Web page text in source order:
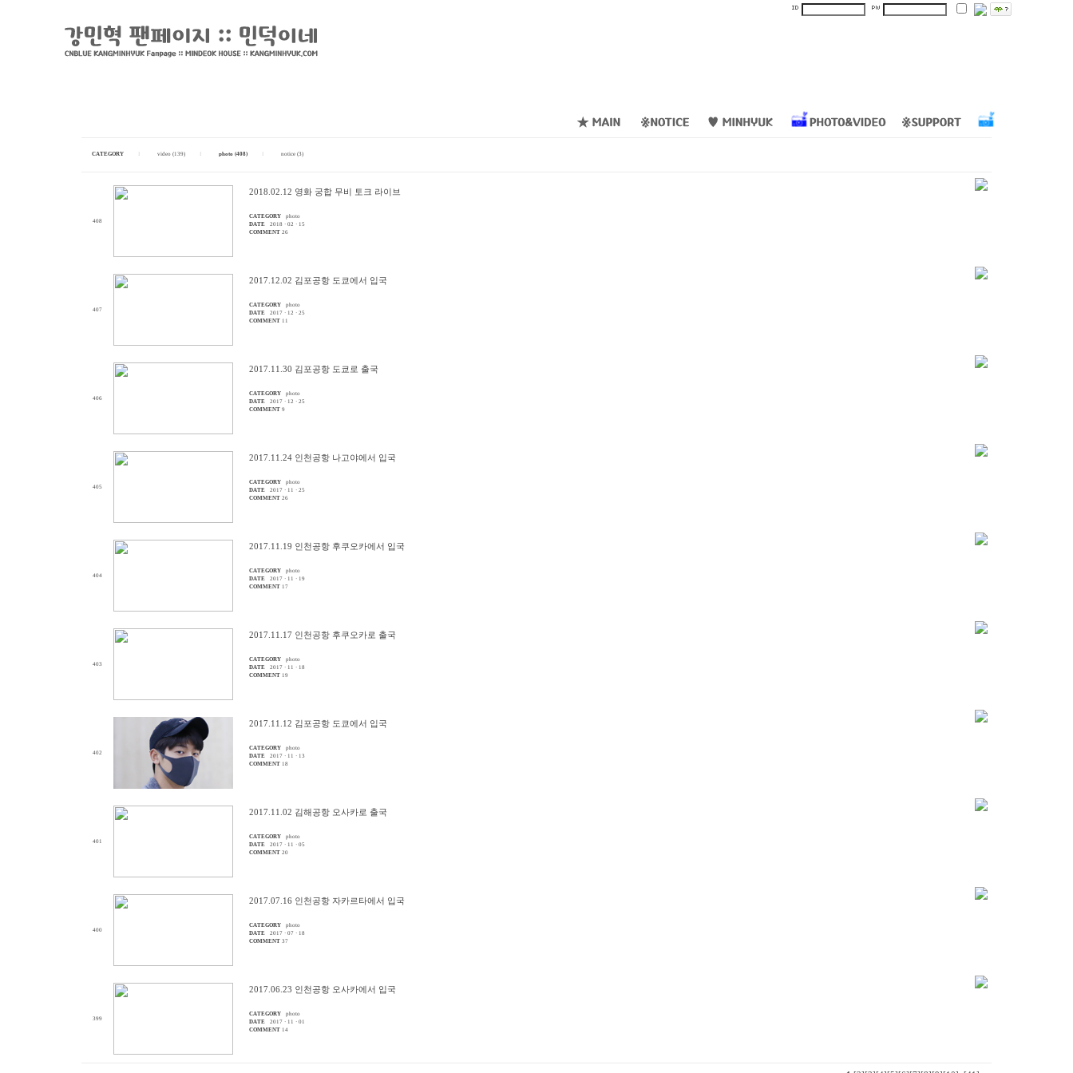
CATEGORY video (139) photo (408) notice (3)
408
2018.02.12 영화 궁합 무비 토크 라이브
CATEGORY photo
DATE
2018 · 02 · 15
COMMENT 26
407
2017.12.02 김포공항 도쿄에서 입국
CATEGORY photo
DATE
2017 · 12 · 25
COMMENT 11
406
2017.11.30 김포공항 도쿄로 출국
CATEGORY photo
DATE
2017 · 12 · 25
COMMENT 9
405
2017.11.24 인천공항 나고야에서 입국
CATEGORY photo
DATE
2017 · 11 · 25
COMMENT 26
404
2017.11.19 인천공항 후쿠오카에서 입국
CATEGORY photo
DATE
2017 · 11 · 19
COMMENT 17
403
2017.11.17 인천공항 후쿠오카로 출국
CATEGORY photo
DATE
2017 · 11 · 18
COMMENT 19
402
2017.11.12 김포공항 도쿄에서 입국
CATEGORY photo
DATE
2017 · 11 · 13
COMMENT 18
401
2017.11.02 김해공항 오사카로 출국
CATEGORY photo
DATE
2017 · 11 · 05
COMMENT 20
400
2017.07.16 인천공항 자카르타에서 입국
CATEGORY photo
DATE
2017 · 07 · 18
COMMENT 37
399
2017.06.23 인천공항 오사카에서 입국
CATEGORY photo
DATE
2017 · 11 · 01
COMMENT 14